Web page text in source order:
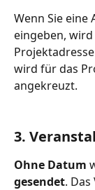
Wenn Sie eine
eingeben, wird
wird für das
angekreuzt.
3.
Ohne Datum
gesendet.